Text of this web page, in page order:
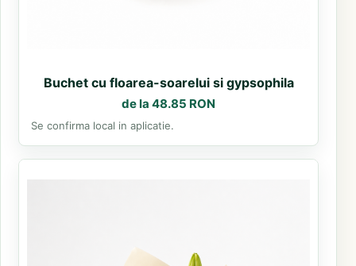
Buchet cu floarea-soarelui si gypsophila
de la 48.85 RON
Se confirma local in aplicatie.